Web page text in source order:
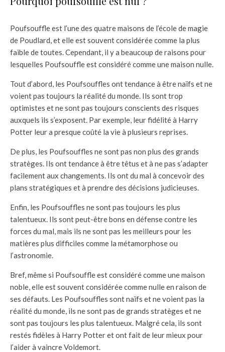
Poufsouffle est l’une des quatre maisons de l’école de magie
de Poudlard, et elle est souvent considérée comme la plus
faible de toutes. Cependant, il y a beaucoup de raisons pour
lesquelles Poufsouffle est considéré comme une maison nulle.
Tout d’abord, les Poufsouffles ont tendance à être naïfs et ne
voient pas toujours la réalité du monde. Ils sont trop
optimistes et ne sont pas toujours conscients des risques
auxquels ils s’exposent. Par exemple, leur fidélité à Harry
Potter leur a presque coûté la vie à plusieurs reprises.
De plus, les Poufsouffles ne sont pas non plus des grands
stratèges. Ils ont tendance à être têtus et à ne pas s’adapter
facilement aux changements. Ils ont du mal à concevoir des
plans stratégiques et à prendre des décisions judicieuses.
Enfin, les Poufsouffles ne sont pas toujours les plus
talentueux. Ils sont peut-être bons en défense contre les
forces du mal, mais ils ne sont pas les meilleurs pour les
matières plus difficiles comme la métamorphose ou
l’astronomie.
Bref, même si Poufsouffle est considéré comme une maison
noble, elle est souvent considérée comme nulle en raison de
ses défauts. Les Poufsouffles sont naïfs et ne voient pas la
réalité du monde, ils ne sont pas de grands stratèges et ne
sont pas toujours les plus talentueux. Malgré cela, ils sont
restés fidèles à Harry Potter et ont fait de leur mieux pour
l’aider à vaincre Voldemort.